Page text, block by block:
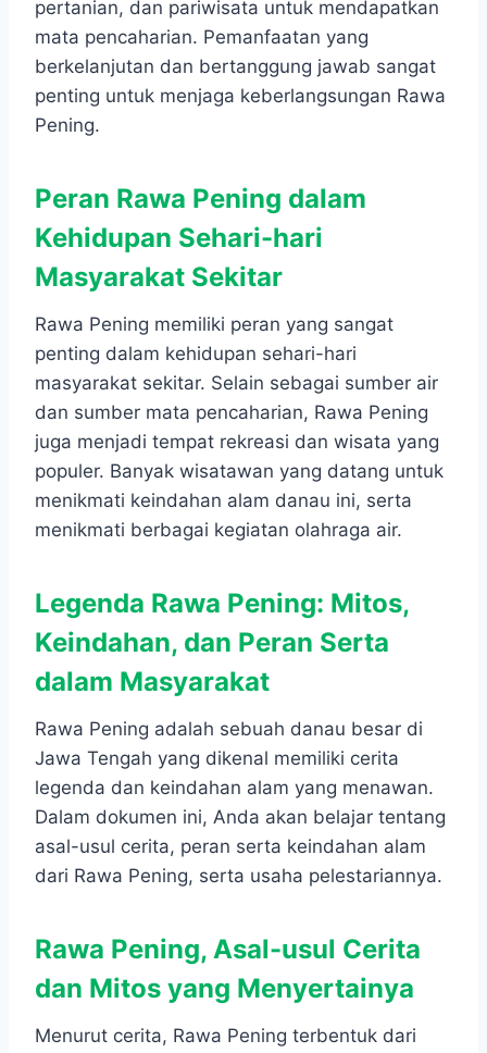
pertanian, dan pariwisata untuk mendapatkan
mata pencaharian. Pemanfaatan yang
berkelanjutan dan bertanggung jawab sangat
penting untuk menjaga keberlangsungan Rawa
Pening.
Peran Rawa Pening dalam
Kehidupan Sehari-hari
Masyarakat Sekitar
Rawa Pening memiliki peran yang sangat
penting dalam kehidupan sehari-hari
masyarakat sekitar. Selain sebagai sumber air
dan sumber mata pencaharian, Rawa Pening
juga menjadi tempat rekreasi dan wisata yang
populer. Banyak wisatawan yang datang untuk
menikmati keindahan alam danau ini, serta
menikmati berbagai kegiatan olahraga air.
Legenda Rawa Pening: Mitos,
Keindahan, dan Peran Serta
dalam Masyarakat
Rawa Pening adalah sebuah danau besar di
Jawa Tengah yang dikenal memiliki cerita
legenda dan keindahan alam yang menawan.
Dalam dokumen ini, Anda akan belajar tentang
asal-usul cerita, peran serta keindahan alam
dari Rawa Pening, serta usaha pelestariannya.
Rawa Pening, Asal-usul Cerita
dan Mitos yang Menyertainya
Menurut cerita, Rawa Pening terbentuk dari